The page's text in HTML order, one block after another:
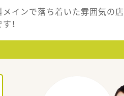
メインで落ち着いた雰囲気の店
！